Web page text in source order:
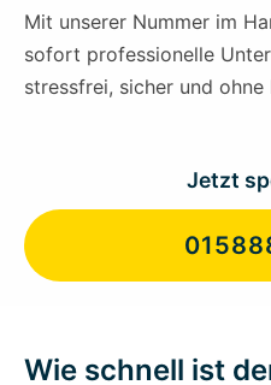
Mit unserer Nummer im
sofort professionelle
stressfrei, sicher und ohne
Jetzt
Wie schnell ist